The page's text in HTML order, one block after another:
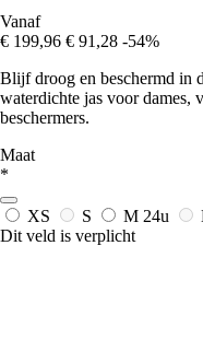
Vanaf
€ 199,96 € 91,28 -54%
Blijf droog en beschermd in
waterdichte jas voor dames,
beschermers.
Maat
*
XS S M 24u
Dit veld is verplicht